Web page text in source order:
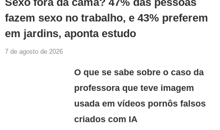
fazem sexo no trabalho, e 43% preferem
em jardins, aponta estudo
7 de agosto de 2026
O que se sabe sobre o caso da
professora que teve imagem
usada em vídeos pornôs falsos
criados com IA